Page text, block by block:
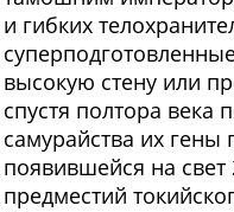
и гибких
высокую стену или
спустя полтора века
самурайства их гены
появившейся на свет
предместий